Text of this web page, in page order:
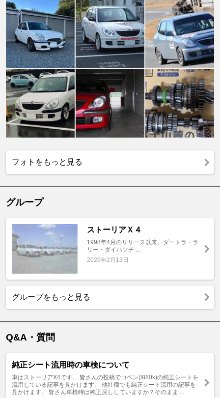
フォトをもっと見る
グループ
ストーリアＸ４
1998年4月のリリース以来、ダートラ・ラ
リー・ダイハツチ ...
2026年2月13日
グループをもっと見る
Q&A・質問
純正シート流用時の車検について
車はストーリアX4です。 皆さんの投稿でコペン(l880k)の純正シートを
流用している記事を見かけます。 他社種でも純正シート流用の記事を
見かけます。 皆さん車検時は純正戻ししていますか？そのまま ...